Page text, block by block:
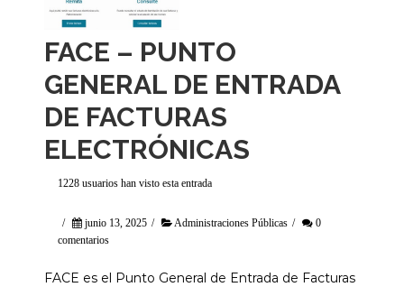
FACE – PUNTO
GENERAL DE ENTRADA
DE FACTURAS
ELECTRÓNICAS
1228 usuarios han visto esta entrada
/ junio 13, 2025 / Administraciones Públicas /
0
comentarios
FACE es el Punto General de Entrada de Facturas